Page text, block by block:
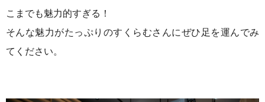
こまでも魅力的すぎる！
そんな魅力がたっぷりのすくらむさんにぜひ足を運んでみ
てください。